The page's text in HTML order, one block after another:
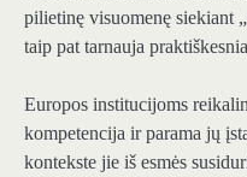
pilietinę visuomenę siekiant
taip pat tarnauja
Europos institucijoms
kompetencija ir parama jų
kontekste jie iš esmės